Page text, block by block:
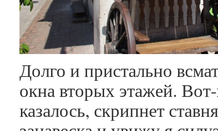
Долго и пристально
окна вторых этажей.
казалось, скрипнет